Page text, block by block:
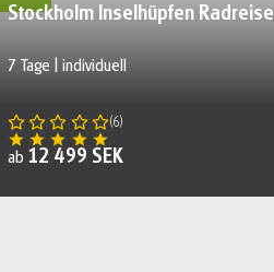
Stockholm Inselhüpfen Radreise
(6)
7 Tage | individuell
ab 12 499 SEK